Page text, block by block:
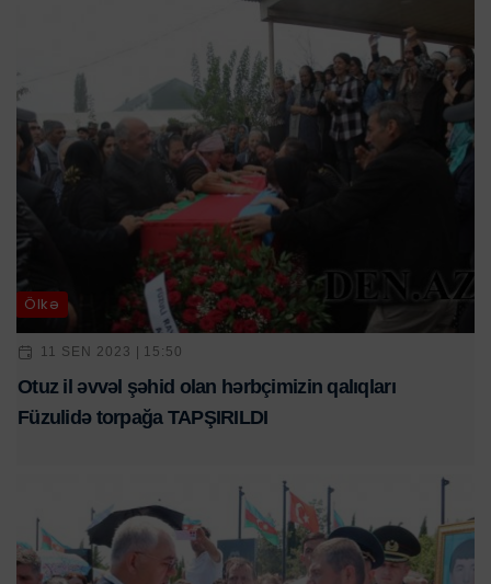
Ölkə
11 SEN 2023 | 15:50
Otuz il əvvəl şəhid olan hərbçimizin qalıqları
Füzulidə torpağa TAPŞIRILDI